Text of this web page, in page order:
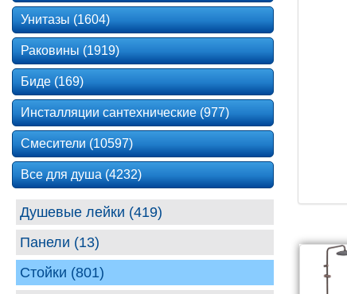
Унитазы (1604)
Раковины (1919)
Биде (169)
Инсталляции сантехнические (977)
Смесители (10597)
Все для душа (4232)
Душевые лейки (419)
Панели (13)
Стойки (801)